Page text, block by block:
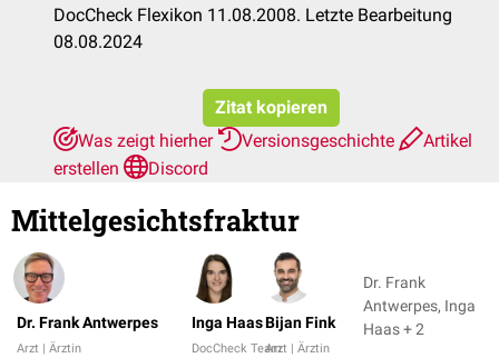
DocCheck Flexikon 11.08.2008. Letzte Bearbeitung
08.08.2024
Zitat kopieren
Was zeigt hierher
Versionsgeschichte
Artikel
erstellen
Discord
Mittelgesichtsfraktur
Dr. Frank Antwerpes
Arzt | Ärztin
Inga Haas
DocCheck Team
Bijan Fink
Arzt | Ärztin
Dr. Frank
Antwerpes, Inga
Haas + 2